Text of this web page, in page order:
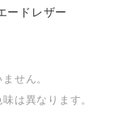
ードレザー
せん。
は異なります。